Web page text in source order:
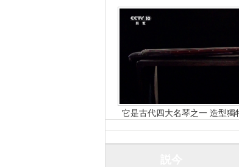
它是古代四大名琴之一 造型獨